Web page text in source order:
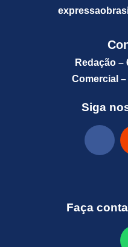
Redação –
Comercial –
Siga
Faça